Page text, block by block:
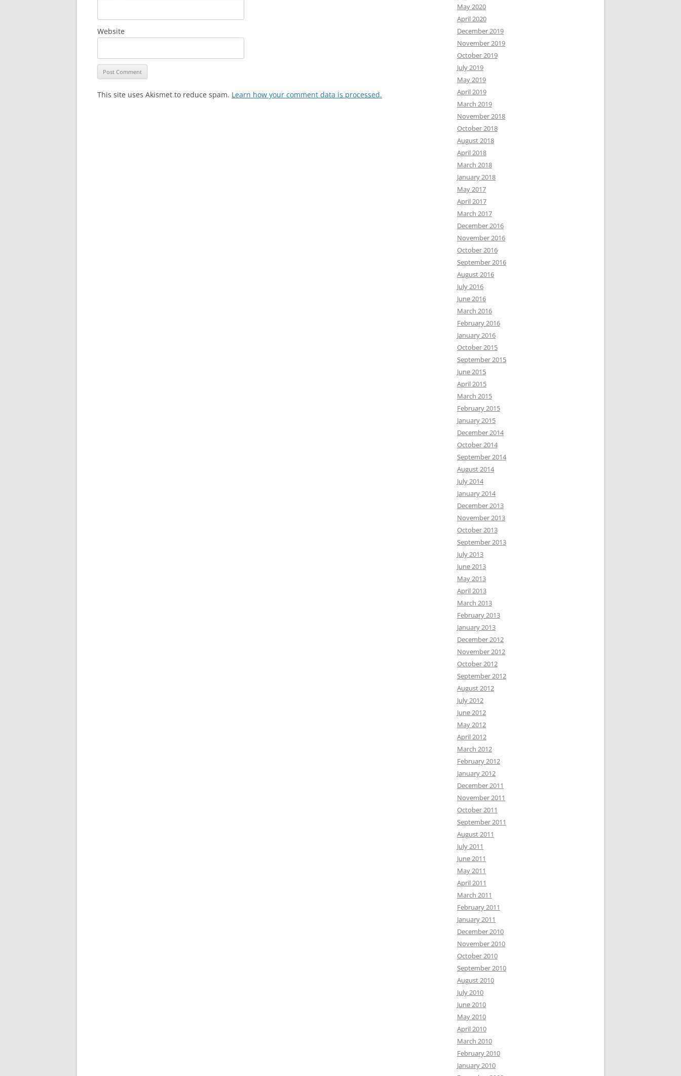
Website
This site uses Akismet to reduce spam. Learn how your comment data is processed.
May 2020
April 2020
December 2019
November 2019
October 2019
July 2019
May 2019
April 2019
March 2019
November 2018
October 2018
August 2018
April 2018
March 2018
January 2018
May 2017
April 2017
March 2017
December 2016
November 2016
October 2016
September 2016
August 2016
July 2016
June 2016
March 2016
February 2016
January 2016
October 2015
September 2015
June 2015
April 2015
March 2015
February 2015
January 2015
December 2014
October 2014
September 2014
August 2014
July 2014
January 2014
December 2013
November 2013
October 2013
September 2013
July 2013
June 2013
May 2013
April 2013
March 2013
February 2013
January 2013
December 2012
November 2012
October 2012
September 2012
August 2012
July 2012
June 2012
May 2012
April 2012
March 2012
February 2012
January 2012
December 2011
November 2011
October 2011
September 2011
August 2011
July 2011
June 2011
May 2011
April 2011
March 2011
February 2011
January 2011
December 2010
November 2010
October 2010
September 2010
August 2010
July 2010
June 2010
May 2010
April 2010
March 2010
February 2010
January 2010